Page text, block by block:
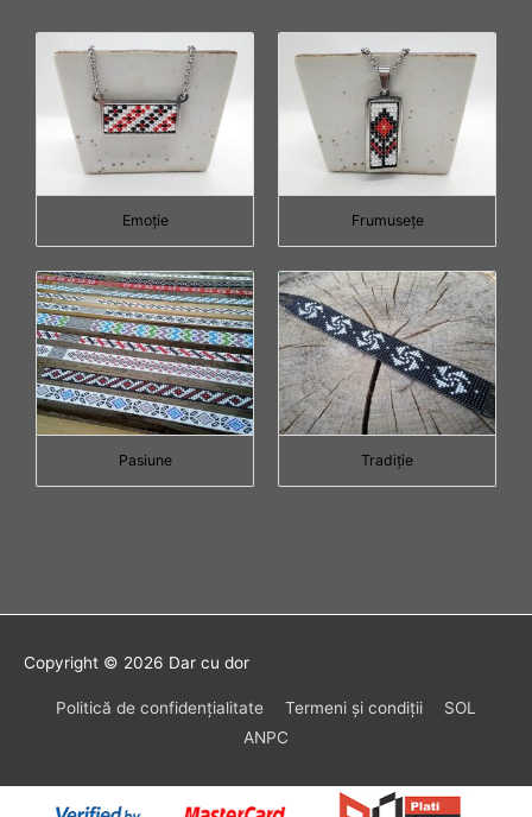
Emoţie Frumuseţe
Pasiune Tradiţie
Copyright © 2026 Dar cu dor
Politică de confidenţialitate Termeni şi condiţii
SOL
ANPC